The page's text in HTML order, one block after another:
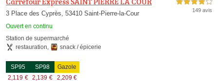
3 Place des Cyprès, 53410 Saint-Pierre-la-Cour
Ouvert en continu
4,0 étoiles sur 5
149 avis
Station de supermarché
restauration
snack / épicerie
SP95
2,119 €
SP98
2,139 €
Gazole
2,209 €